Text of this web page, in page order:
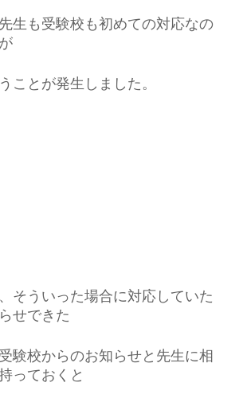
生も受験校も初めての対応なの
ことが発生しました。
そういった場合に対応していた
せできた
験校からのお知らせと先生に相
っておくと